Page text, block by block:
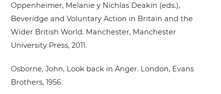
Oppenheimer, Melanie y Nichlas Deakin (eds.),
Beveridge and Voluntary Action in Britain and the
Wider British World. Manchester, Manchester
University Press, 2011.
Osborne, John, Look back in Anger. London, Evans
Brothers, 1956.